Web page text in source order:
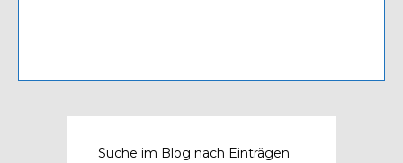
Suche im Blog nach Einträgen